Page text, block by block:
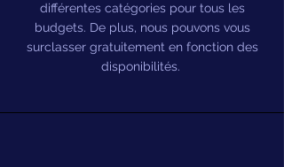
différentes catégories pour tous les
budgets. De plus, nous pouvons vous
surclasser gratuitement en fonction des
disponibilités.